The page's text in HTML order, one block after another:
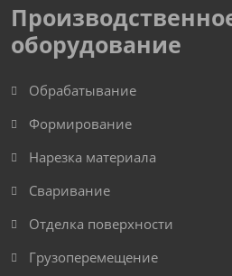
оборудование
Обрабатывание
Формирование
Нарезка материала
Сваривание
Отделка поверхности
Грузоперемещение